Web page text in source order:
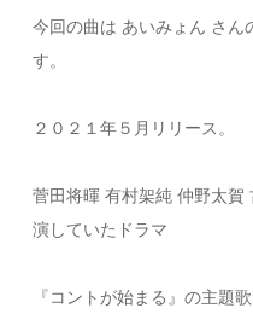
今回の曲は あいみょん さん
す。
２０２１年５月リリース。
菅田将暉 有村架純 仲野太
演していたドラマ
『コントが始まる』の主題歌